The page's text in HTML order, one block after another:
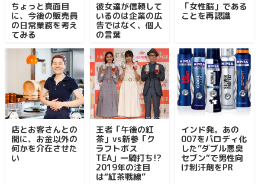
ちょっと真面目
に、今後の販売員
の日常業務を考え
てみる
彼女達が信頼して
いるのは企業の広
告ではなく、個人
の言葉
「女性脳」である
ことを再認識
店とお客さんとの
間に、お金以外の
何かを介在させた
い
王者「午後の紅
茶」vs新参「ク
ラフトボス
TEA」一騎打ち!?
2019年の注目
は“紅茶戦線”
インド発。あの
007をパロディ化
した”ダブル悪臭
セブン”で男性向
け制汗剤をPR